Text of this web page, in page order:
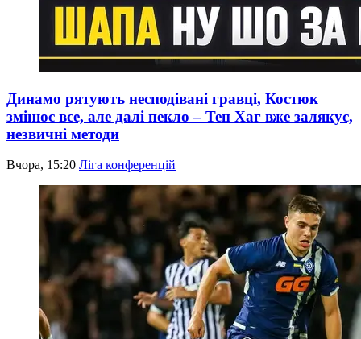
Динамо рятують несподівані гравці, Костюк
змінює все, але далі пекло – Тен Хаг вже залякує,
незвичні методи
Вчора, 15:20 Ліга конференцій